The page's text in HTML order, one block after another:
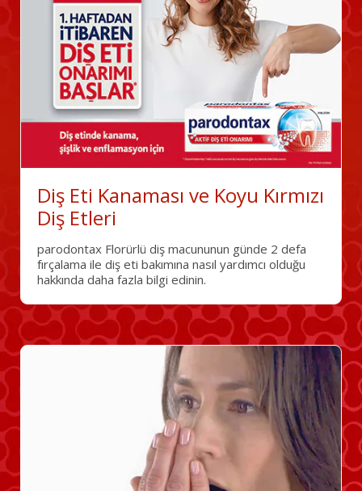
Diş Eti Kanaması ve Koyu Kırmızı
Diş Etleri
parodontax Florürlü diş macununun günde 2 defa
fırçalama ile diş eti bakımına nasıl yardımcı olduğu
hakkında daha fazla bilgi edinin.